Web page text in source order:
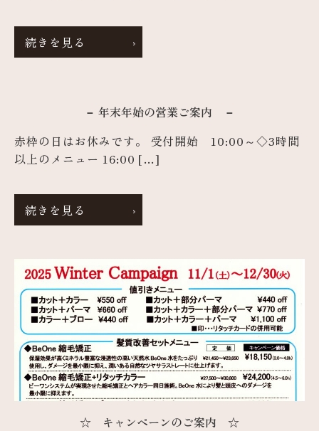
続きを見る
－ 年末年始の営業ご案内 －
赤枠の日はお休みです。 受付開始 10:00～◇3時間
以上のメニュー 16:00 […]
続きを見る
☆ キャンペーンのご案内 ☆